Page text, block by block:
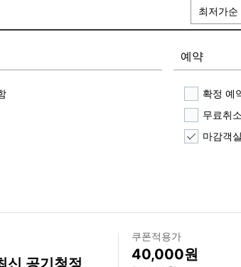
, 시설을 찾는 분들 위한 객실
치로 쾌적한 객실을 원하시는 분을 위해서
출장오신분들에게 최적회된 객실 (바디프랜
최저가순
예약
확정 예
무료취소
마감객
쿠폰적용가
40,000